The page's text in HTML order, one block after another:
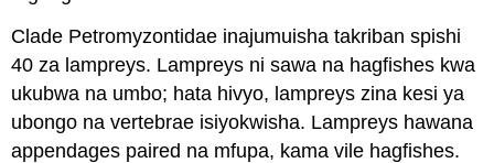
Clade Petromyzontidae inajumuisha takriban spishi
40 za lampreys. Lampreys ni sawa na hagfishes kwa
ukubwa na umbo; hata hivyo, lampreys zina kesi ya
ubongo na vertebrae isiyokwisha. Lampreys hawana
appendages paired na mfupa, kama vile hagfishes.